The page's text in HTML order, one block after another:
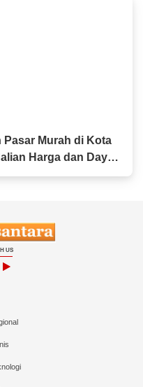
Murah di Kota
Harga dan Daya
US